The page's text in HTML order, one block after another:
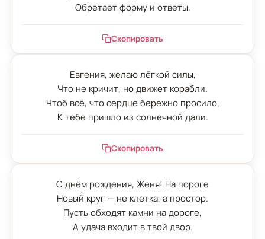
Обретает форму и ответы.
Скопировать
Евгения, желаю лёгкой силы,
Что не кричит, но движет корабли.
Чтоб всё, что сердце бережно просило,
К тебе пришло из солнечной дали.
Скопировать
С днём рождения, Женя! На пороге
Новый круг — не клетка, а простор.
Пусть обходят камни на дороге,
А удача входит в твой двор.